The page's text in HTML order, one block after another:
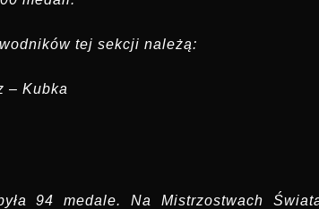
tej sekcji należą:
– Kubka
94 medale. Na Mistrzostwach